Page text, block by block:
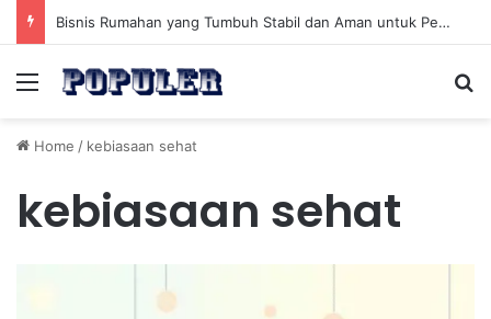
Bisnis Rumahan yang Tumbuh Stabil dan Aman untuk Pendapatan Jangka Panjang
Menu
Home / kebiasaan sehat
kebiasaan sehat